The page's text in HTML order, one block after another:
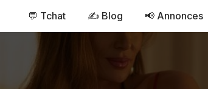
💬 Tchat ✍️ Blog 📢 Annonces